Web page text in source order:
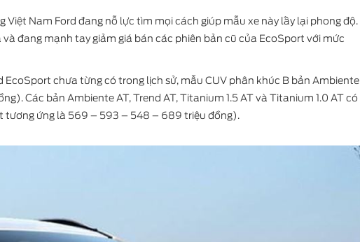
Nam Ford đang nỗ lực tìm mọi cách giúp mẫu xe này lấy lại phong độ.
đang mạnh tay giảm giá bán các phiên bản cũ của EcoSport với mức
chưa từng có trong lịch sử, mẫu CUV phân khúc B bản Ambiente
Các bản Ambiente AT, Trend AT, Titanium 1.5 AT và Titanium 1.0 AT có
tương ứng là 569 – 593 – 548 – 689 triệu đồng).